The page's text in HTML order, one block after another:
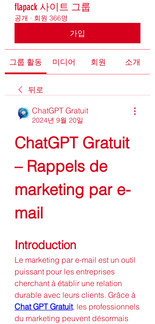
flapack 사이트 그룹
공개 · 회원 366명
가입
그룹 활동 미디어 회원 소개
뒤로
ChatGPT Gratuit
2024년 9월 20일
ChatGPT Gratuit
– Rappels de
marketing par e-
mail
Introduction
Le marketing par e-mail est un outil
puissant pour les entreprises
cherchant à établir une relation
Chat GPT Gratuit, les professionnels
du marketing peuvent désormais